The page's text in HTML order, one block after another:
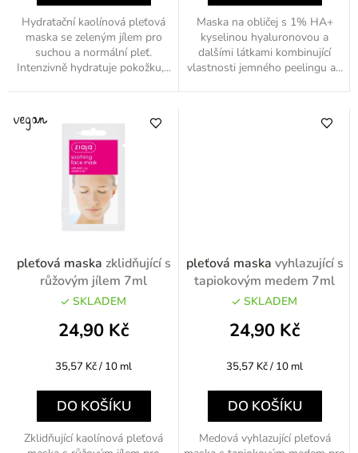
Hydratační kaolínová pleťová
maska se zeleným jílem pro
suchou a normální pleť.
Intenzivně hydratuje pokožku,...
Maska na obličej s 1% HA+
kyselinou hyaluronovou a
dalšími látkami kombinující
vlastnosti jemného peelingu a...
pleťová maska zklidňující s
růžovým jílem 7ml
SKLADEM
24,90 Kč
Měrná
35,57 Kč / 10 ml
DO KOŠÍKU
Zklidňující kaolínová pleťová
pleťová maska vyhlazující s
tapiokovým medem 7ml
SKLADEM
24,90 Kč
Měrná
35,57 Kč / 10 ml
DO KOŠÍKU
Medová vyhlazující pleťová